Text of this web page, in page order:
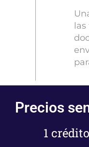
Precios
1